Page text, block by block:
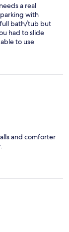
a real
with
full bath/tub but
had to slide
to use
and comforter